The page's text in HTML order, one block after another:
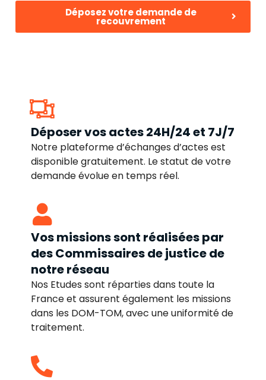
Déposez votre demande de
recouvrement
Déposer vos actes 24H/24 et 7J/7
Notre plateforme d’échanges d’actes est
disponible gratuitement. Le statut de votre
demande évolue en temps réel.
Vos missions sont réalisées par
des Commissaires de justice de
notre réseau
Nos Etudes sont réparties dans toute la
France et assurent également les missions
dans les DOM-TOM, avec une uniformité de
traitement.